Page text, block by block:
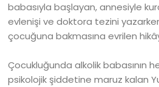
babasıyla başlayan, annesiyle
evlenişi ve doktora tezini
çocuğuna bakmasına evrilen
Çocukluğunda alkolik babasının
psikolojik şiddetine maruz kalan